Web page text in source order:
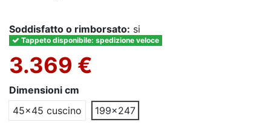
Soddisfatto o rimborsato: si
Tappeto disponibile: spedizione veloce
3.369 €
Dimensioni cm
45x45 cuscino
199x247